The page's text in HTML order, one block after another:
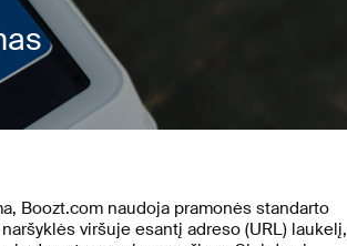
Boozt.com naudoja pramonės standarto
viršuje esantį adreso (URL) laukelį,